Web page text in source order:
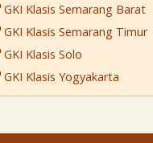
GKI Klasis Semarang Barat
GKI Klasis Semarang Timur
GKI Klasis Solo
GKI Klasis Yogyakarta